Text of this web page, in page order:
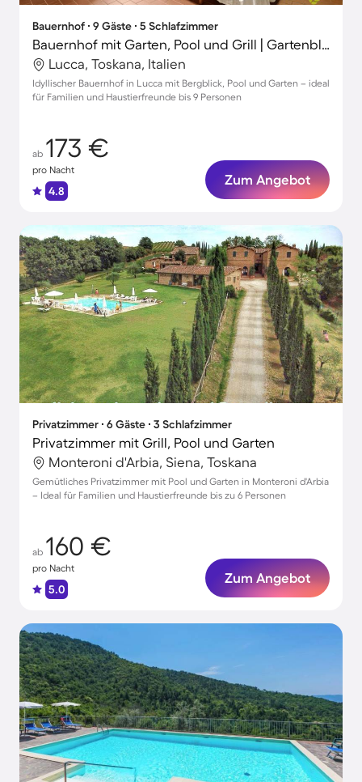
Bauernhof ∙ 9 Gäste ∙ 5 Schlafzimmer
Bauernhof mit Garten, Pool und Grill | Gartenblick
Lucca, Toskana, Italien
Idyllischer Bauernhof in Lucca mit Bergblick, Pool und Garten – ideal
für Familien und Haustierfreunde bis 9 Personen
ab 173 €
pro Nacht
4.8
Zum Angebot
Privatzimmer ∙ 6 Gäste ∙ 3 Schlafzimmer
Privatzimmer mit Grill, Pool und Garten
Monteroni d'Arbia, Siena, Toskana
Gemütliches Privatzimmer mit Pool und Garten in Monteroni d'Arbia
– Ideal für Familien und Haustierfreunde bis zu 6 Personen
ab 160 €
pro Nacht
5.0
Zum Angebot